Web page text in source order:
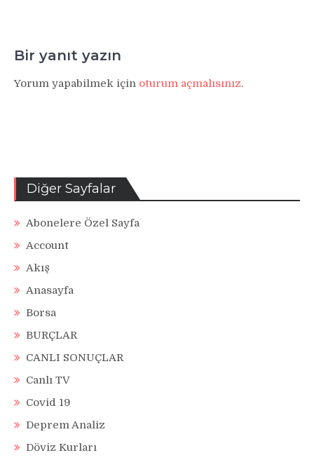
Bir yanıt yazın
Yorum yapabilmek için oturum açmalısınız.
Diğer Sayfalar
Abonelere Özel Sayfa
Account
Akış
Anasayfa
Borsa
BURÇLAR
CANLI SONUÇLAR
Canlı TV
Covid 19
Deprem Analiz
Döviz Kurları